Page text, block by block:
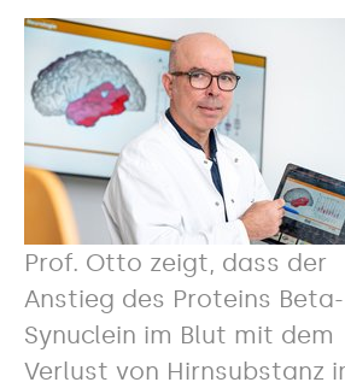
Prof. Otto zeigt, dass der
Anstieg des Proteins Beta-
Synuclein im Blut mit dem
Verlust von Hirnsubstanz